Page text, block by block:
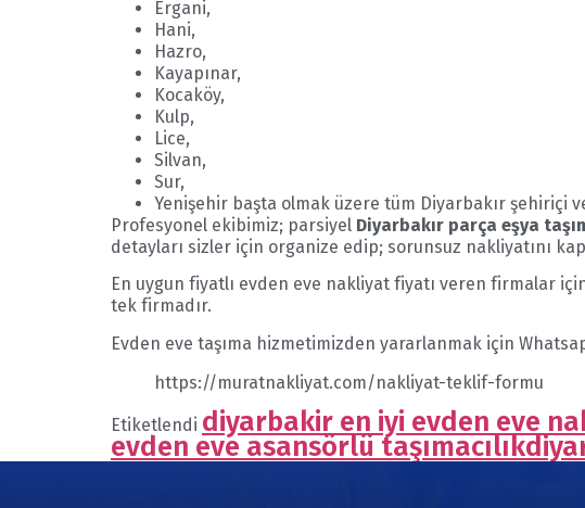
Ergani,
Hani,
Hazro,
Kayapınar,
Kocaköy,
Kulp,
Lice,
Silvan,
Sur,
Yenişehir başta olmak üzere tüm Diyarbakır şehiriçi
Profesyonel ekibimiz; parsiyel Diyarbakır parça eşya
detayları sizler için organize edip; sorunsuz nakliyatını
En uygun fiyatlı evden eve nakliyat fiyatı veren firmalar
tek firmadır.
Evden eve taşıma hizmetimizden yararlanmak için
https://muratnakliyat.com/nakliyat-teklif-formu
Etiketlendi diyarbakir en iyi evden eve
evden eve asansörlü taşımacılık